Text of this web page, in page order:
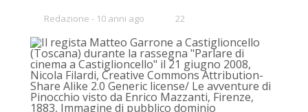
Redazione 10 anni ago
•22